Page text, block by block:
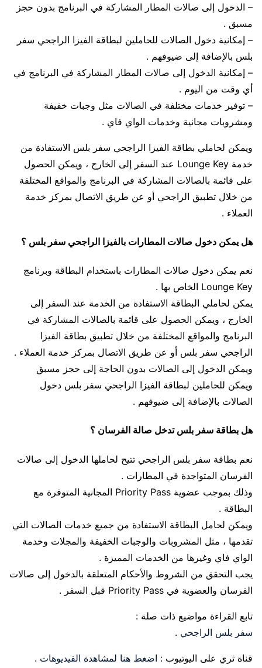
– الدخول إلى صالات المطار المشاركة في البرنامج بدون حجز
مسبق .
– إمكانية دخول الصالات للحاملين لبطاقة الفيزا الراجحي سفر
بلس بالإضافة إلى ضيوفهم .
– إمكانية الدخول إلى صالات المطار المشاركة في البرنامج في
أي وقت من اليوم .
– توفير خدمات مختلفة في الصالات مثل وجبات خفيفة
ومشروبات مجانية وخدمات الواي فاي .
ويمكن لحاملي بطاقة الفيزا الراجحي سفر بلس الاستفادة من
خدمة Lounge Key عند السفر إلى الخارج ، ويمكن الحصول
على قائمة بالصالات المشاركة في البرنامج والمواقع المختلفة
من خلال تطبيق الراجحي أو عن طريق الاتصال بمركز خدمة
العملاء .
هل يمكن دخول صالات المطارات بالفيزا الراجحي سفر بلس ؟
نعم يمكن دخول صالات المطارات باستخدام البطاقة وبرنامج
Lounge Key الخاص بها .
يمكن لحاملي البطاقة الاستفادة من الخدمة عند السفر إلى
الخارج ، ويمكن الحصول على قائمة بالصالات المشاركة في
البرنامج والمواقع المختلفة من خلال تطبيق بطاقة الفيزا
الراجحي سفر بلس أو عن طريق الاتصال بمركز خدمة العملاء .
ويمكن الدخول إلى الصالات بدون الحاجة إلى حجز مسبق
ويمكن للحاملين لبطاقة الفيزا الراجحي سفر بلس دخول
الصالات بالإضافة إلى ضيوفهم .
هل بطاقة سفر بلس تدخل صالة الفرسان ؟
نعم بطاقة سفر بلس الراجحي تتيح لحاملها الدخول إلى صالات
الفرسان المتواجدة في المطارات .
وذلك بموجب عضوية Priority Pass المجانية المتوفرة مع
البطاقة .
ويمكن لحامل البطاقة الاستفادة من جميع خدمات الصالات التي
تقدمها ، مثل المشروبات والوجبات الخفيفة والمجلات وخدمة
الواي فاي وغيرها من الخدمات المميزة .
يجب التحقق من الشروط والأحكام المتعلقة بالدخول إلى صالات
الفرسان والعضوية في Priority Pass قبل السفر .
تابع القراءة مواضيع ذات صلة :
سفر بلس الراجحي .
قناة ثري على اليوتيوب : اضغط هنا لمشاهدة الفيديوهات .